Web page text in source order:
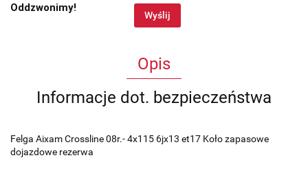
Oddzwonimy!
Wyślij
Opis
Informacje dot. bezpieczeństwa
Felga Aixam Crossline 08r.- 4x115 6jx13 et17 Koło zapasowe
dojazdowe rezerwa